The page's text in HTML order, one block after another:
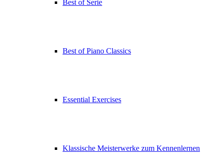
Best of Serie
Best of Piano Classics
Essential Exercises
Klassische Meisterwerke zum Kennenlernen